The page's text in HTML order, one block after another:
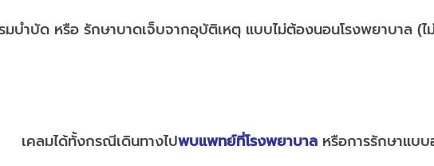
บำบัด หรือ รักษาบาดเจ็บจากอุบัติเหตุ แบบไม่ต้องนอนโรงพยาบาล (
เคลมได้ทั้งกรณีเดินทางไปพบแพทย์ที่โรงพยาบาล หรือการรักษาแบ